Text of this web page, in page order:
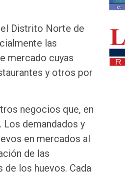
el Distrito Norte de
las
mercado cuyas
y otros por
negocios que, en
demandados y
en mercados al
de las
los huevos. Cada